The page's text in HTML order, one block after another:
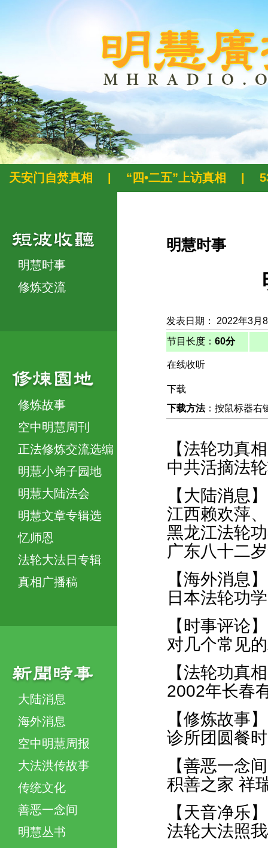
天安门自焚真相 “四•二五”上访真相
明慧时事
修炼交流
修炼故事
空中明慧周刊
正法修炼交流选编
明慧小弟子园地
明慧大陆法会
明慧文章专辑选
忆师恩
法轮大法日专辑
真相广播稿
大陆消息
海外消息
空中明慧周报
大法洪传故事
传统文化
善恶一念间
明慧丛书
明慧时事
发表日期： 2022年3月
节目长度： 60分
在线收听
下载
下载方法：按鼠标器右
【法轮功真
中共活摘法
【大陆消息】
江西赖欢萍
黑龙江法轮
广东八十二
【海外消息】
日本法轮功
【时事评论】
对几个常见
【法轮功真
2002年长春
【修炼故事】
诊所团圆餐
【善恶一念
积善之家 祥
【天音净乐】
法轮大法照